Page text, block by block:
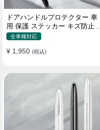
ドアハンドルプロテクター 車
用 保護 ステッカー キズ防止 高
品質TPU製 4枚セット
全車種対応
¥ 1,950 (税込)